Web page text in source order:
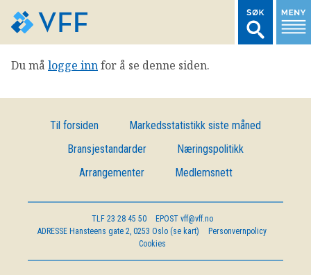
TIL FORSIDEN
MARKEDSSTATISTIKK
BRANSJENORMER
Du må logge innfor å se denne siden.
Til forsiden
Markedsstatistikk siste måned
Bransjestandarder
Næringspolitikk
Arrangementer
Medlemsnett
TLF 23 28 45 50 EPOST vff@vff.no
ADRESSE Hansteens gate 2, 0253 Oslo (se kart)
Personvernpolicy
Cookies